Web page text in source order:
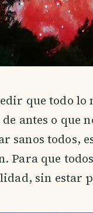
que todo lo
antes o que
sanos todos,
Para que
sin estar